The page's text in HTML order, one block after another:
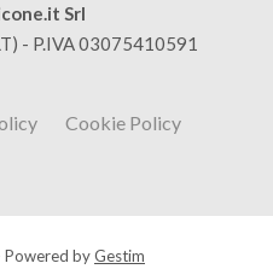
Srl
- P.IVA 03075410591
Cookie Policy
byGestim